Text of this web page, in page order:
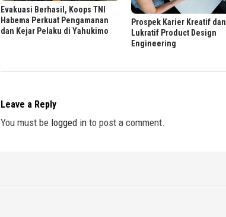
Evakuasi Berhasil, Koops TNI
Habema Perkuat Pengamanan
dan Kejar Pelaku di Yahukimo
Prospek Karier Kreatif dan
Lukratif Product Design
Engineering
Leave a Reply
You must be logged in to post a comment.